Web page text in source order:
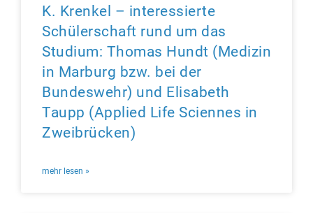
K. Krenkel – interessierte
Schülerschaft rund um das
Studium: Thomas Hundt (Medizin
in Marburg bzw. bei der
Bundeswehr) und Elisabeth
Taupp (Applied Life Sciennes in
Zweibrücken)
mehr lesen »